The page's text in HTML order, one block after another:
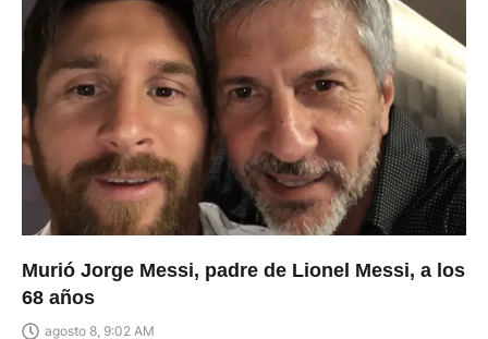
Murió Jorge Messi, padre de Lionel Messi, a los
68 años
agosto 8, 9:02 AM